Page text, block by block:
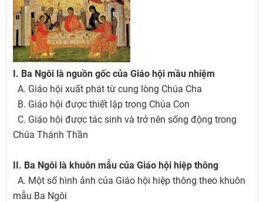
I. Ba Ngôi là nguồn gốc của Giáo hội mầu nhiệm
A. Giáo hội xuất phát từ cung lòng Chúa Cha
B. Giáo hội được thiết lập trong Chúa Con
C. Giáo hội được tác sinh và trở nên sống động trong
Chúa Thánh Thần
II. Ba Ngôi là khuôn mẫu của Giáo hội hiệp thông
A. Một số hình ảnh của Giáo hội hiệp thông theo khuôn
mẫu Ba Ngôi